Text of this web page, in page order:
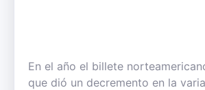
En el año el billete
que dió un decremento en la